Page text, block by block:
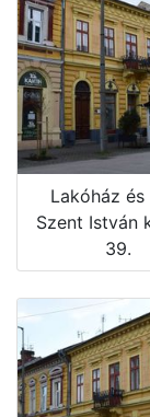
Lakóház
Szent István
39.